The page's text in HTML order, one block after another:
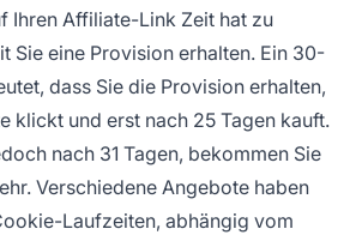
Ihren Affiliate-Link Zeit hat zu
Sie eine Provision erhalten. Ein 30-
dass Sie die Provision erhalten,
klickt und erst nach 25 Tagen kauft.
nach 31 Tagen, bekommen Sie
Verschiedene Angebote haben
Laufzeiten, abhängig vom